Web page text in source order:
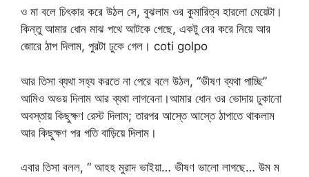
ও মা বলে চিৎকার করে উঠল সে, বুঝলাম ওর কুমারিত্ব হারলো মেয়েটা।
কিন্তু আমার ধোন মাঝ পথে আটকে গেছে, একটু বের করে নিয়ে আর
জোরে ঠাপ দিলাম, পুরটা ঢুকে গেল। coti golpo
আর তিসা ব্যথা সহ্য করতে না পেরে বলে উঠল, “ভীষণ ব্যথা পাচ্ছি”
আমিও অভয় দিলাম আর ব্যথা লাগবেনা।আমার ধোন ওর ভোদায় ঢুকানো
অবস্তায় কিছুক্ষণ রেস্ট দিলাম; তারপর আস্তে আস্তে ঠাপাতে থাকলাম
আর কিছুক্ষণ পর গতি বাড়িয়ে দিলাম।
এবার তিসা বলল, “ আহহ মুরাদ ভাইয়া… ভীষণ ভালো লাগছে… উম ম